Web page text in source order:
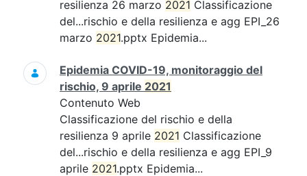
resilienza 26 marzo 2021 Classificazione
del...rischio e della resilienza e agg EPI_26
marzo 2021.pptx Epidemia...
Epidemia COVID-19, monitoraggio del
rischio, 9 aprile 2021
Contenuto Web
Classificazione del rischio e della
resilienza 9 aprile 2021 Classificazione
del...rischio e della resilienza e agg EPI_9
aprile 2021.pptx Epidemia...